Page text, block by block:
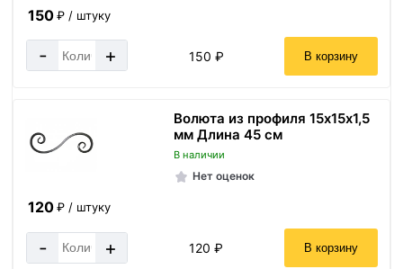
150₽ / штуку
- + 150 ₽ В корзину
Волюта из профиля 15х15х1,5
мм Длина 45 см
В наличии
Нет оценок
120₽ / штуку
- + 120 ₽ В корзину